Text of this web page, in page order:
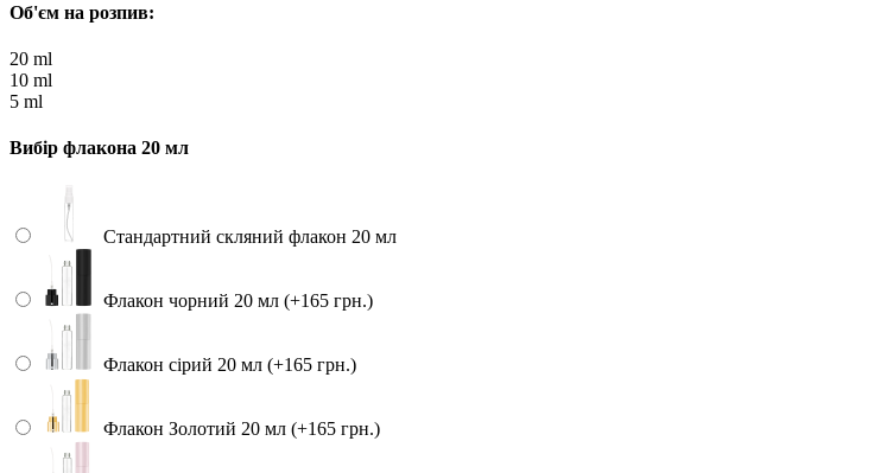
Об'єм на розпив:
20 ml
10 ml
5 ml
Вибір флакона 20 мл
Стандартний скляний флакон 20 мл
Флакон чорний 20 мл (+165 грн.)
Флакон сірий 20 мл (+165 грн.)
Флакон Золотий 20 мл (+165 грн.)